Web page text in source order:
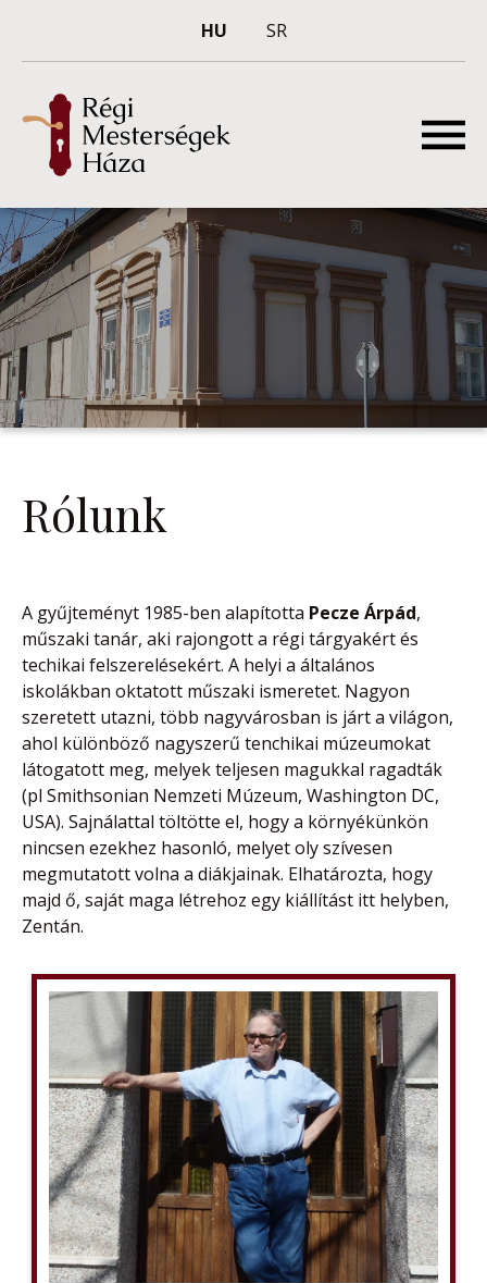
HU SR
Rólunk
A gyűjteményt 1985-ben alapította Pecze Árpád,
műszaki tanár, aki rajongott a régi tárgyakért és
techikai felszerelésekért. A helyi a általános
iskolákban oktatott műszaki ismeretet. Nagyon
szeretett utazni, több nagyvárosban is járt a világon,
ahol különböző nagyszerű tenchikai múzeumokat
látogatott meg, melyek teljesen magukkal ragadták
(pl Smithsonian Nemzeti Múzeum, Washington DC,
USA). Sajnálattal töltötte el, hogy a környékünkön
nincsen ezekhez hasonló, melyet oly szívesen
megmutatott volna a diákjainak. Elhatározta, hogy
majd ő, saját maga létrehoz egy kiállítást itt helyben,
Zentán.